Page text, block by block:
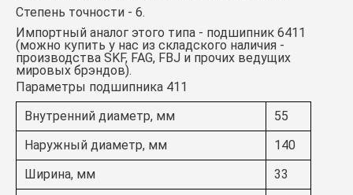
Степень точности - 6.
Импортный аналог этого типа - подшипник 6411
(можно купить у нас из складского наличия -
производства SKF, FAG, FBJ и прочих ведущих
мировых брэндов).
Параметры подшипника 411
Внутренний диаметр, мм
55
Наружный диаметр, мм
140
Ширина, мм
33